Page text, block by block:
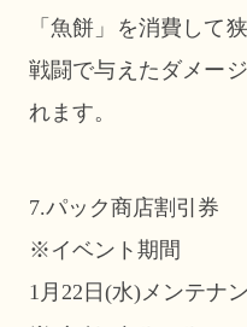
「魚餅」を消費して
戦闘で与えたダメー
れます。
7.パック商店割引券
※イベント期間
1月22日(水)メンテナ